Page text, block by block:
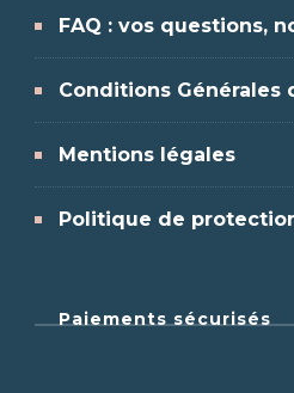
FAQ : vos questions,
Conditions Générales
Mentions légales
Politique de
Paiements sécurisés